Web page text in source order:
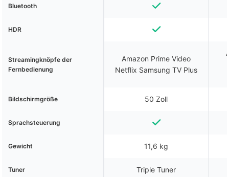
Bluetooth
HDR
Streamingknöpfe der
Fernbedienung
Amazon Prime Video
Netflix Samsung TV Plus
Bildschirmgröße 50 Zoll
Sprachsteuerung
Gewicht 11,6 kg
Tuner Triple Tuner